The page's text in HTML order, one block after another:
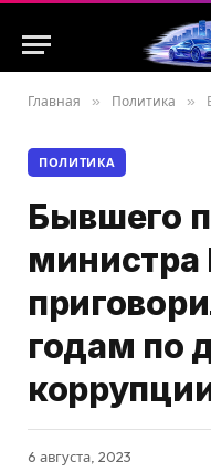
Главная » Политика »
ПОЛИТИКА
Бывшего
министра
годам по
6 августа, 2023